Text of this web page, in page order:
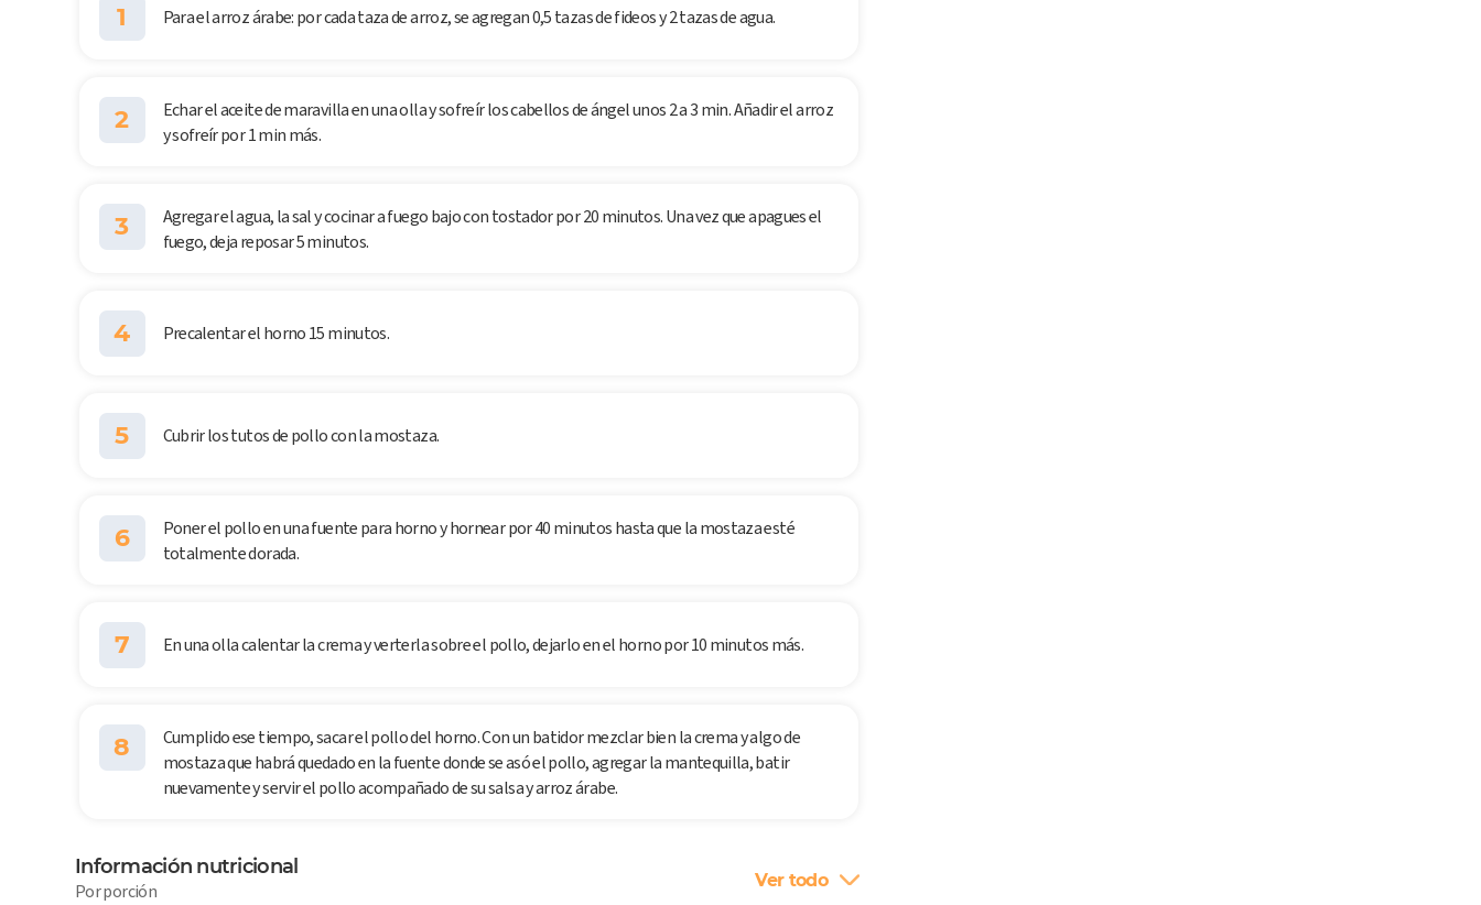
1 Para el arroz árabe: por cada taza de arroz, se agregan 0,5 tazas de fideos y 2 tazas de agua.
2
Echar el aceite de maravilla en una olla y sofreír los cabellos de ángel unos 2 a 3 min. Añadir el arroz
y sofreír por 1 min más.
3
Agregar el agua, la sal y cocinar a fuego bajo con tostador por 20 minutos. Una vez que apagues el
fuego, deja reposar 5 minutos.
4 Precalentar el horno 15 minutos.
5 Cubrir los tutos de pollo con la mostaza.
6
Poner el pollo en una fuente para horno y hornear por 40 minutos hasta que la mostaza esté
totalmente dorada.
7 En una olla calentar la crema y verterla sobre el pollo, dejarlo en el horno por 10 minutos más.
8
Cumplido ese tiempo, sacar el pollo del horno. Con un batidor mezclar bien la crema y algo de
mostaza que habrá quedado en la fuente donde se asó el pollo, agregar la mantequilla, batir
nuevamente y servir el pollo acompañado de su salsa y arroz árabe.
Información nutricional
Por porción Ver todo